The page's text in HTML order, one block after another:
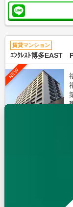
賃貸マンション
ｴﾝｸﾚｽﾄ博多EAST
NEW